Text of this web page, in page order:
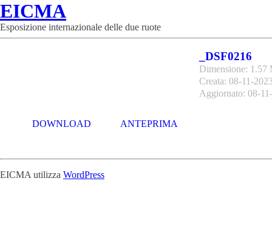
EICMA
Esposizione internazionale delle due ruote
_DSF0216
Dimensione: 1.57
Creata: 08-11-
Aggiornato: 08-
DOWNLOAD ANTEPRIMA
EICMA utilizza WordPress